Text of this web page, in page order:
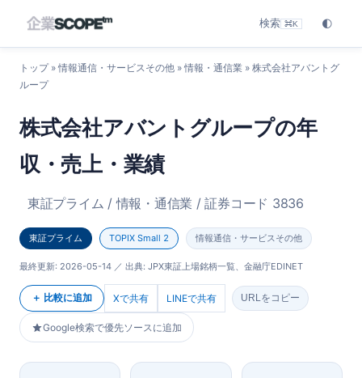
検索 ⌘K 🌓
トップ» 情報通信・サービスその他 » 情報・通信業 » 株式会社アバントグ
ループ
株式会社アバントグループの年
収・売上・業績
東証プライム / 情報・通信業 / 証券コード 3836
東証プライム TOPIX Small 2 情報通信・サービスその他
最終更新: 2026-05-14 ／ 出典: JPX東証上場銘柄一覧、金融庁EDINET
＋ 比較に追加 Xで共有 LINEで共有 URLをコピー
Google検索で優先ソースに追加